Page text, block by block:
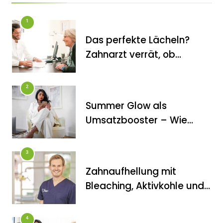
1
Das perfekte Lächeln?
Zahnarzt verrät, ob
versprechen
2
Summer Glow als
Umsatzbooster – Wie
3
Zahnaufhellung mit
Bleaching, Aktivkohle und
4
FITNESS
Inanna Medical Spa präsentiert
exklusives, zertifiziertes Mami-Spa
mit maßgeschneiderten vor- und
nachgeburtlichen Behandlungen